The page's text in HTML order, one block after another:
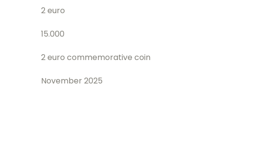
2 euro
15.000
2 euro commemorative coin
November 2025